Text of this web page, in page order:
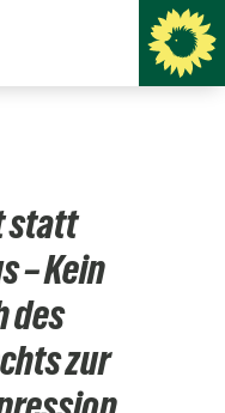
statt
– Kein
des
zur